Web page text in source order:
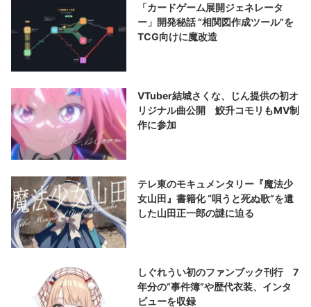
「カードゲーム展開ジェネレータ
ー」開発秘話 “相関図作成ツール”を
TCG向けに魔改造
VTuber結城さくな、じん提供の初オ
リジナル曲公開 鮫升コモリもMV制
作に参加
テレ東のモキュメンタリー『魔法少
女山田』書籍化 “唄うと死ぬ歌”を遺
した山田正一郎の謎に迫る
しぐれうい初のファンブック刊行 7
年分の“事件簿”や歴代衣装、インタ
ビューを収録